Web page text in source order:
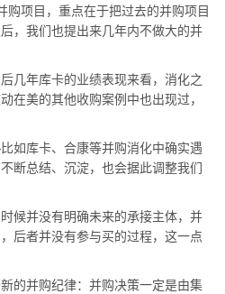
项目，重点在于把过去的并购项目
，我们也提出来几年内不做大的并
年库卡的业绩表现来看，消化之
在美的其他收购案例中也出现过，
库卡、合康等并购消化中确实遇
断总结、沉淀，也会据此调整我们
并没有明确未来的承接主体，并
后者并没有参与买的过程，这一点
并购纪律：并购决策一定是由集